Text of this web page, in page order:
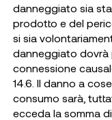
danneggiato sia
prodotto e del
si sia
danneggiato dovrà
connessione
14.6. Il danno a
consumo sarà,
ecceda la somma